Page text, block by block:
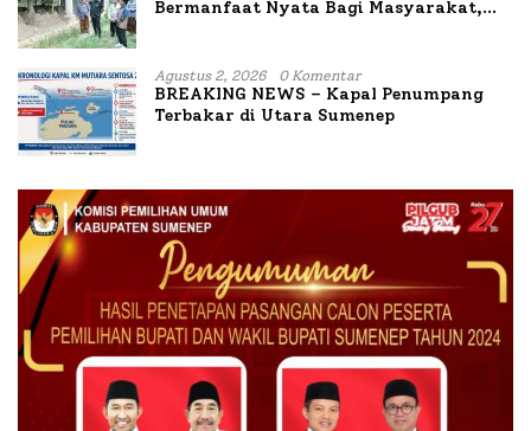
Bermanfaat Nyata Bagi Masyarakat,
Bataal Timur
Agustus 2, 2026 0 Komentar
BREAKING NEWS – Kapal Penumpang
Terbakar di Utara Sumenep